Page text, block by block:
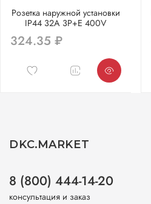
Розетка наружной установки
IP44 32A 3P+E 400V
324.35 ₽
DKC.MARKET
8 (800) 444-14-20
консультация и заказ